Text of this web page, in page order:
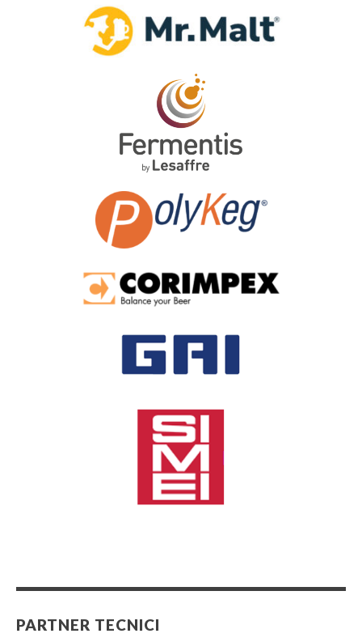
PARTNER TECNICI